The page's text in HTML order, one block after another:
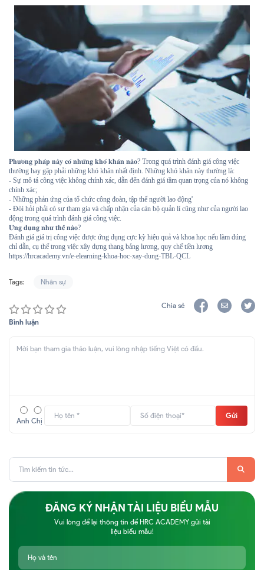
𝐏𝐡𝐮̛𝐨̛𝐧𝐠 𝐩𝐡𝐚́𝐩 𝐧𝐚̀𝐲 𝐜𝐨́ 𝐧𝐡𝐮̛̃𝐧𝐠 𝐤𝐡𝐨́ 𝐤𝐡𝐚̆𝐧 𝐧𝐚̀𝐨? Trong quá trình đánh giá công việc
thường hay gặp phải những khó khăn nhất định. Những khó khăn này thường là:
- Sự mô tả công việc không chính xác, dẫn đến đánh giá tầm quan trọng của nó không
chính xác;
- Những phản ứng của tổ chức công đoàn, tập thể người lao động'
- Đòi hỏi phải có sự tham gia và chấp nhận của cán bộ quản lí cũng như của người lao
động trong quá trình đánh giá công việc.
𝐔̛́𝐧𝐠 𝐝𝐮̣𝐧𝐠 𝐧𝐡𝐮̛ 𝐭𝐡𝐞̂́ 𝐧𝐚̀𝐨?
Đánh giá giá trị công việc được ứng dụng cực kỳ hiệu quả và khoa học nếu làm đúng
chỉ dẫn, cụ thể trong việc xây dựng thang bảng lương, quy chế tiền lương
https://hrcacademy.vn/e-elearning-khoa-hoc-xay-dung-TBL-QCL
Tags: Nhân sự
Chia sẻ
Bình luận
Anh Chị
Gửi
ĐĂNG KÝ NHẬN TÀI LIỆU BIỂU MẪU
Vui lòng để lại thông tin để HRC ACADEMY gửi tài
liệu biểu mẫu!